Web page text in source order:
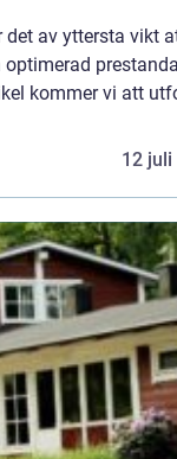
det av yttersta vikt
kommer vi att
12 juli